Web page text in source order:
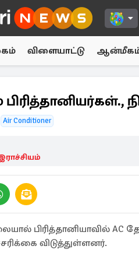
விளையாட்டு
பிரித்தானியர்கள்.,
Air Conditioner
பிரித்தானியாவில் AC
விடுத்துள்ளனர்.